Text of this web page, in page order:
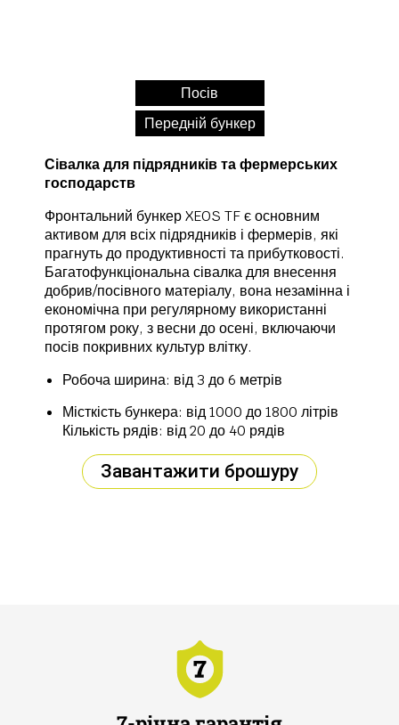
Посів
Передній бункер
Сівалка для підрядників та фермерських
господарств
Фронтальний бункер XEOS TF є основним
активом для всіх підрядників і фермерів, які
прагнуть до продуктивності та прибутковості.
Багатофункціональна сівалка для внесення
добрив/посівного матеріалу, вона незамінна і
економічна при регулярному використанні
протягом року, з весни до осені, включаючи
посів покривних культур влітку.
Робоча ширина: від 3 до 6 метрів
Місткість бункера: від 1000 до 1800 літрів
Кількість рядів: від 20 до 40 рядів
Завантажити брошуру